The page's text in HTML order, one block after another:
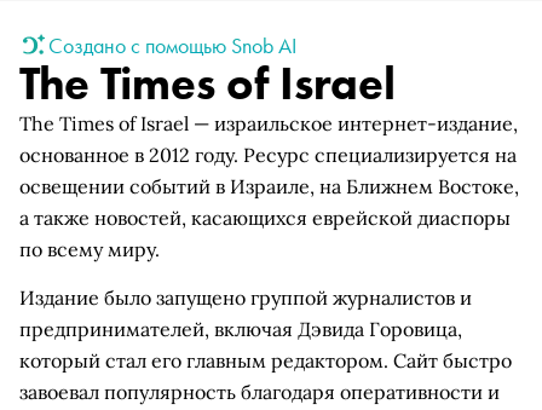
Создано с помощью Snob AI
The Times of Israel
The Times of Israel — израильское интернет-издание,
основанное в 2012 году. Ресурс специализируется на
освещении событий в Израиле, на Ближнем Востоке,
а также новостей, касающихся еврейской диаспоры
по всему миру.
Издание было запущено группой журналистов и
предпринимателей, включая Дэвида Горовица,
который стал его главным редактором. Сайт быстро
завоевал популярность благодаря оперативности и